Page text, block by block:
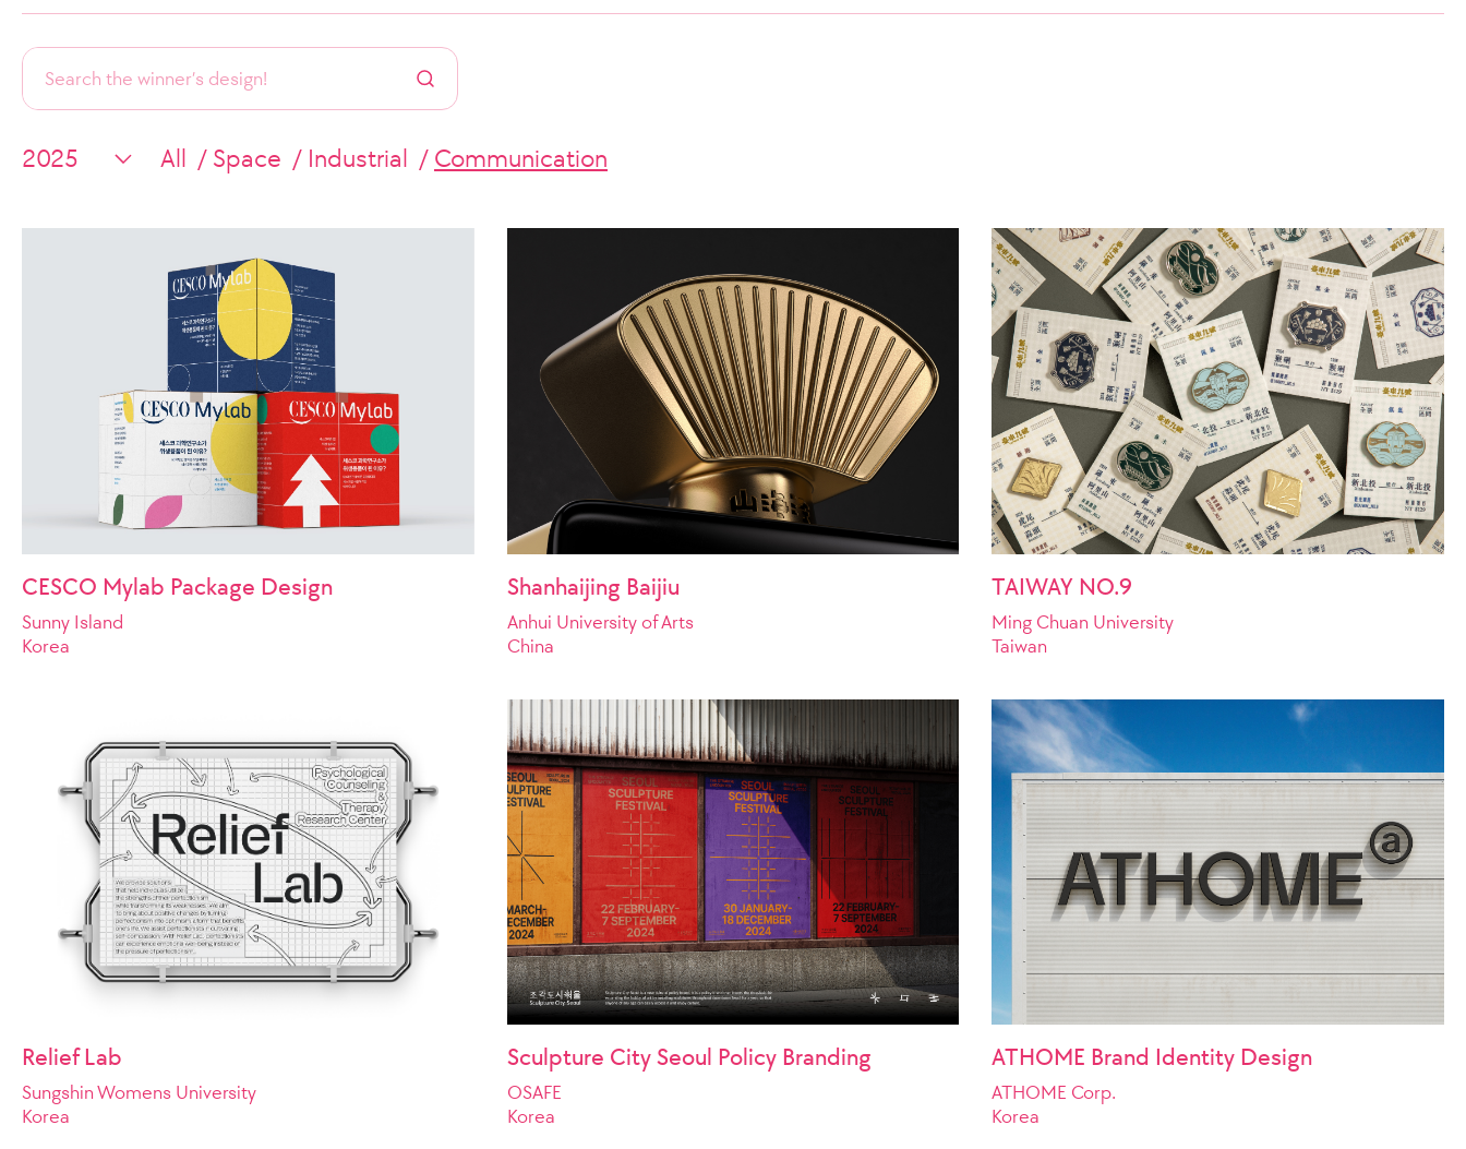
All Space Industrial Communication
CESCO Mylab Package Design
Sunny Island
Korea
Shanhaijing Baijiu
Anhui University of Arts
China
TAIWAY NO.9
Ming Chuan University
Taiwan
Relief Lab
Sungshin Womens University
Korea
Sculpture City Seoul Policy Branding
OSAFE
Korea
ATHOME Brand Identity Design
ATHOME Corp.
Korea